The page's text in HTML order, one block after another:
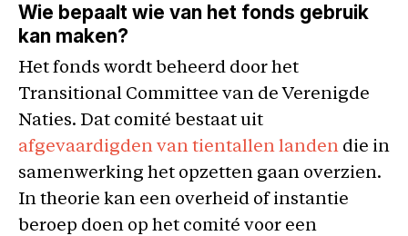
Wie bepaalt wie van het fonds gebruik
kan maken?
Het fonds wordt beheerd door het
Transitional Committee van de Verenigde
Naties. Dat comité bestaat uit
afgevaardigden van tientallen landen die in
samenwerking het opzetten gaan overzien.
In theorie kan een overheid of instantie
beroep doen op het comité voor een